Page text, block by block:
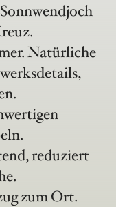
Natürliche
reduziert
zum Ort.